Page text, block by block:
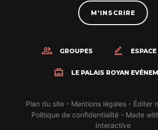
M'INSCRIRE
GROUPES
LE PALAIS ROYAN
Plan du site - Mentions légales - Éditer
Politique de confidentialité - Made
Interactive